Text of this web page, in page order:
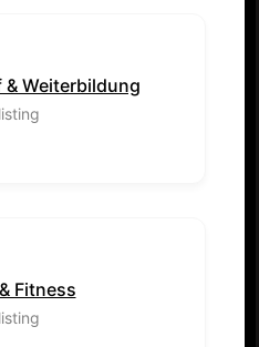
& Weiterbildung
listing
Fitness
listing